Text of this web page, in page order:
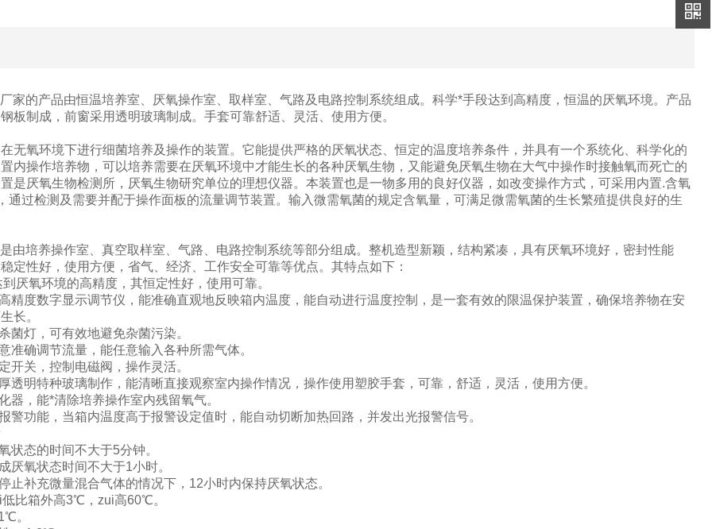
家的产品由恒温培养室、厌氧操作室、取样室、气路及电路控制系统组成。科学*手段达到高精度，恒温的厌氧环境。产品
板制成，前窗采用透明玻璃制成。手套可靠舒适、灵活、使用方便。
无氧环境下进行细菌培养及操作的装置。它能提供严格的厌氧状态、恒定的温度培养条件，并具有一个系统化、科学化的
内操作培养物，可以培养需要在厌氧环境中才能生长的各种厌氧生物，又能避免厌氧生物在大气中操作时接触氧而死亡的
是厌氧生物检测所，厌氧生物研究单位的理想仪器。本装置也是一物多用的良好仪器，如改变操作方式，可采用内置.含氧
通过检测及需要并配于操作面板的流量调节装置。输入微需氧菌的规定含氧量，可满足微需氧菌的生长繁殖提供良好的生
由培养操作室、真空取样室、气路、电路控制系统等部分组成。整机造型新颖，结构紧凑，具有厌氧环境好，密封性能
定性好，使用方便，省气、经济、工作安全可靠等优点。其特点如下：
厌氧环境的高精度，其恒定性好，使用可靠。
精度数字显示调节仪，能准确直观地反映箱内温度，能自动进行温度控制，是一套有效的限温保护装置，确保培养物在安
长。
菌灯，可有效地避免杂菌污染。
准确调节流量，能任意输入各种所需气体。
开关，控制电磁阀，操作灵活。
透明特种玻璃制作，能清晰直接观察室内操作情况，操作使用塑胶手套，可靠，舒适，灵活，使用方便。
器，能*清除培养操作室内残留氧气。
警功能，当箱内温度高于报警设定值时，能自动切断加热回路，并发出光报警信号。
状态的时间不大于5分钟。
厌氧状态时间不大于1小时。
止补充微量混合气体的情况下，12小时内保持厌氧状态。
比箱外高3℃，zui高60℃。
。